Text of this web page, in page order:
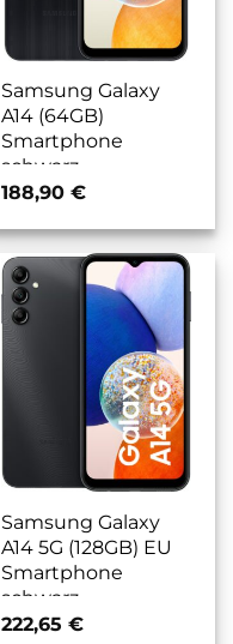
Samsung Galaxy
A14 (64GB)
Smartphone
schwarz
188,90 €
Samsung Galaxy
A14 5G (128GB) EU
Smartphone
schwarz
222,65 €